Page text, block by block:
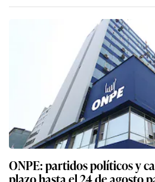
ONPE: partidos políticos y
plazo hasta el 24 de agosto